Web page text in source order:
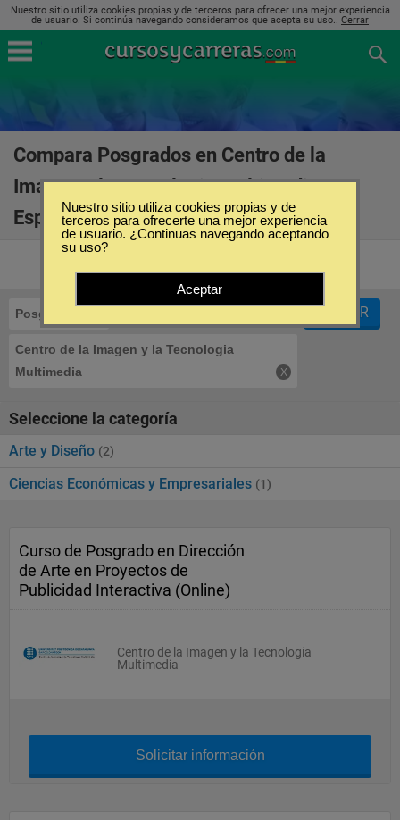
Nuestro sitio utiliza cookies propias y de terceros para ofrecer una mejor experiencia
de usuario. Si continúa navegando consideramos que acepta su uso.. Cerrar
Compara Posgrados en Centro de la
Imagen y la Tecnologia Multimedia en
España
(3)
Posgrados
Centro de la Imagen y la Tecnologia
Multimedia
FILTRAR
Seleccione la categoría
Arte y Diseño (2)
Ciencias Económicas y Empresariales (1)
Curso de Posgrado en Dirección
de Arte en Proyectos de
Publicidad Interactiva (Online)
Centro de la Imagen y la Tecnologia
Multimedia
Solicitar información
Nuestro sitio utiliza cookies propias y de
terceros para ofrecerte una mejor experiencia
de usuario. ¿Continuas navegando aceptando
su uso?
Aceptar